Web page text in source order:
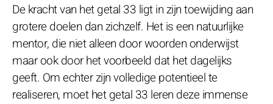
De kracht van het getal 33 ligt in zijn toewijding aan
grotere doelen dan zichzelf. Het is een natuurlijke
mentor, die niet alleen door woorden onderwijst
maar ook door het voorbeeld dat het dagelijks
geeft. Om echter zijn volledige potentieel te
realiseren, moet het getal 33 leren deze immense